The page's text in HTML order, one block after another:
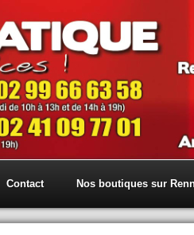
Contact Nos boutiques sur